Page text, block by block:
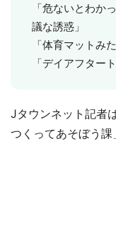
「危ないとわか
議な誘惑」
「体育マットみた
「デイアフター
Jタウンネット記者
つくってあそぼう課